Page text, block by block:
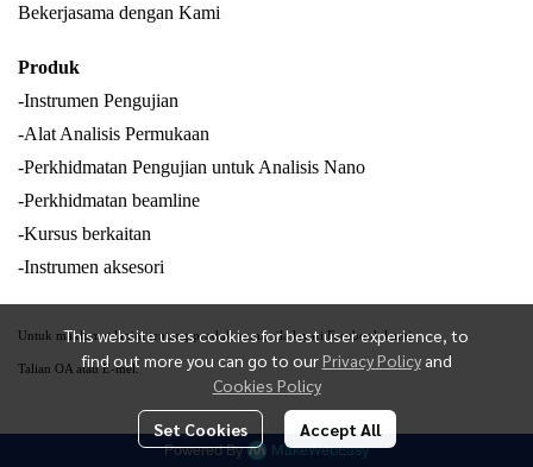
This website uses cookies for best user experience, to
find out more you can go to ourPrivacy Policy and
Cookies Policy
Set Cookies Accept All
Bekerjasama dengan Kami
Produk
-Instrumen Pengujian
-Alat Analisis Permukaan
-Perkhidmatan Pengujian untuk Analisis Nano
-Perkhidmatan beamline
-Kursus berkaitan
-Instrumen aksesori
Untuk maklumat lanjut tentang produk kami, sila layari Facebook kami
Talian OA atau E-mel.
Powered By MakeWebEasy